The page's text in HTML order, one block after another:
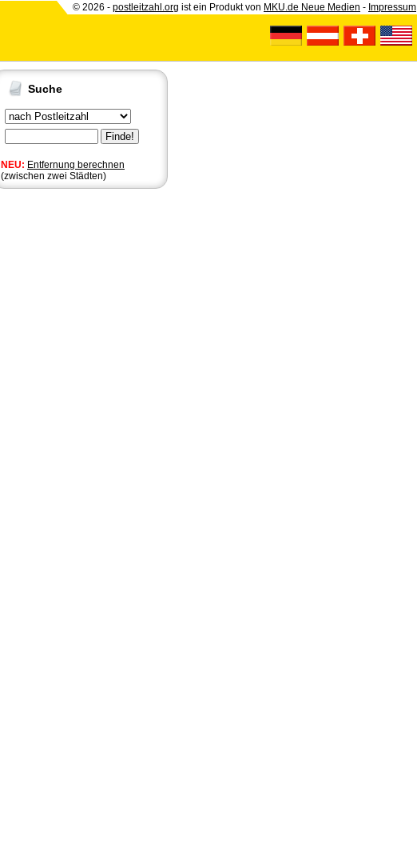
© 2026 - postleitzahl.org ist ein Produkt von MKU.de Neue Medien - Impressum
Suche
NEU: Entfernung berechnen
(zwischen zwei Städten)